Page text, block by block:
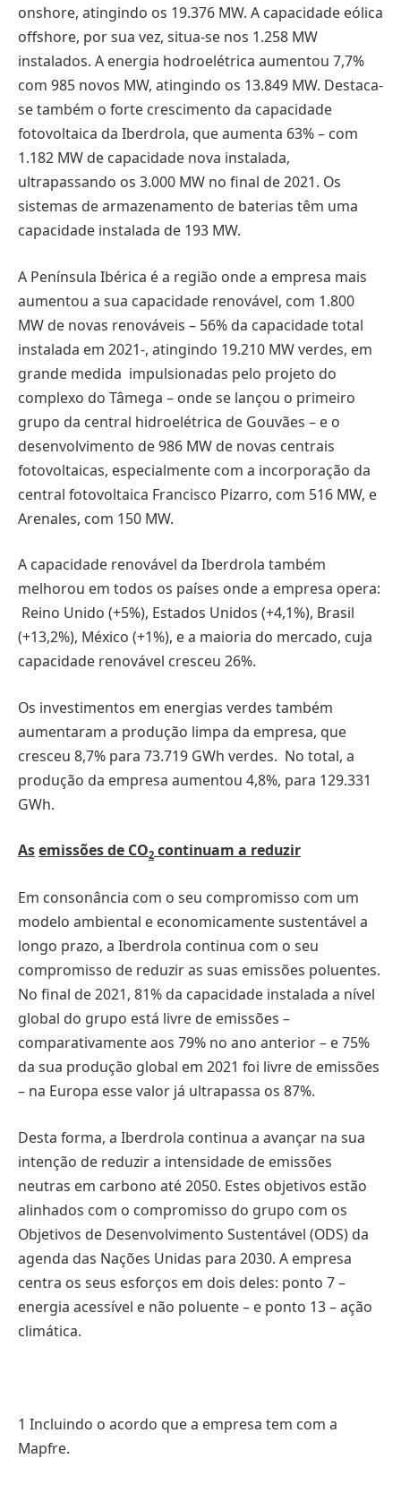
onshore, atingindo os 19.376 MW. A capacidade eólica
offshore, por sua vez, situa-se nos 1.258 MW
instalados. A energia hodroelétrica aumentou 7,7%
com 985 novos MW, atingindo os 13.849 MW. Destaca-
se também o forte crescimento da capacidade
fotovoltaica da Iberdrola, que aumenta 63% – com
1.182 MW de capacidade nova instalada,
ultrapassando os 3.000 MW no final de 2021. Os
sistemas de armazenamento de baterias têm uma
capacidade instalada de 193 MW.
A Península Ibérica é a região onde a empresa mais
aumentou a sua capacidade renovável, com 1.800
MW de novas renováveis – 56% da capacidade total
instalada em 2021-, atingindo 19.210 MW verdes, em
grande medida impulsionadas pelo projeto do
complexo do Tâmega – onde se lançou o primeiro
grupo da central hidroelétrica de Gouvães – e o
desenvolvimento de 986 MW de novas centrais
fotovoltaicas, especialmente com a incorporação da
central fotovoltaica Francisco Pizarro, com 516 MW, e
Arenales, com 150 MW.
A capacidade renovável da Iberdrola também
melhorou em todos os países onde a empresa opera:
Reino Unido (+5%), Estados Unidos (+4,1%), Brasil
(+13,2%), México (+1%), e a maioria do mercado, cuja
capacidade renovável cresceu 26%.
Os investimentos em energias verdes também
aumentaram a produção limpa da empresa, que
cresceu 8,7% para 73.719 GWh verdes. No total, a
produção da empresa aumentou 4,8%, para 129.331
GWh.
Asemissões de CO2 continuam a reduzir
Em consonância com o seu compromisso com um
modelo ambiental e economicamente sustentável a
longo prazo, a Iberdrola continua com o seu
compromisso de reduzir as suas emissões poluentes.
No final de 2021, 81% da capacidade instalada a nível
global do grupo está livre de emissões –
comparativamente aos 79% no ano anterior – e 75%
da sua produção global em 2021 foi livre de emissões
– na Europa esse valor já ultrapassa os 87%.
Desta forma, a Iberdrola continua a avançar na sua
intenção de reduzir a intensidade de emissões
neutras em carbono até 2050. Estes objetivos estão
alinhados com o compromisso do grupo com os
Objetivos de Desenvolvimento Sustentável (ODS) da
agenda das Nações Unidas para 2030. A empresa
centra os seus esforços em dois deles: ponto 7 –
energia acessível e não poluente – e ponto 13 – ação
climática.
1 Incluindo o acordo que a empresa tem com a
Mapfre.